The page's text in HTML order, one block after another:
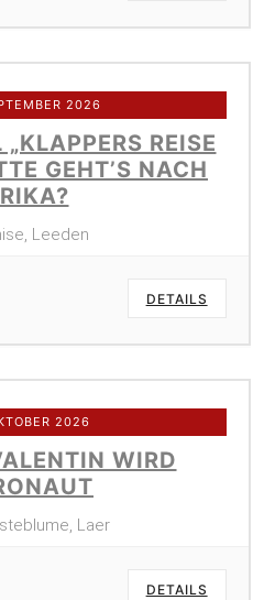
2026
REISE
GEHT’S NACH
Leeden
DETAILS
2026
WIRD
Laer
DETAILS